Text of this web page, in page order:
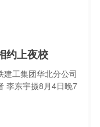
约上夜校
建工集团华北分公司
李东宇摄8月4日晚7